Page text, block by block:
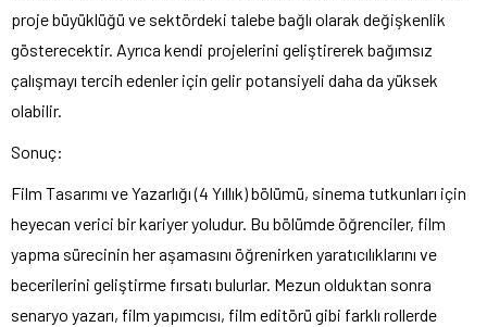
proje büyüklüğü ve sektördeki talebe bağlı olarak değişkenlik
gösterecektir. Ayrıca kendi projelerini geliştirerek bağımsız
çalışmayı tercih edenler için gelir potansiyeli daha da yüksek
olabilir.
Sonuç:
Film Tasarımı ve Yazarlığı (4 Yıllık) bölümü, sinema tutkunları için
heyecan verici bir kariyer yoludur. Bu bölümde öğrenciler, film
yapma sürecinin her aşamasını öğrenirken yaratıcılıklarını ve
becerilerini geliştirme fırsatı bulurlar. Mezun olduktan sonra
senaryo yazarı, film yapımcısı, film editörü gibi farklı rollerde